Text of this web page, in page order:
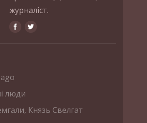
журналіст.
люди
, Князь Свелгат